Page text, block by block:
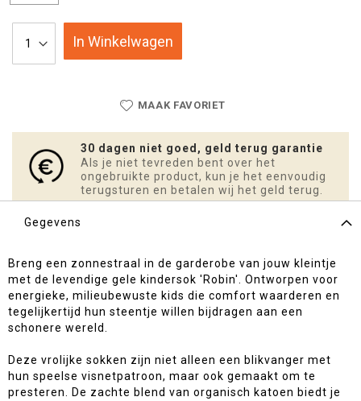
In Winkelwagen
MAAK FAVORIET
30 dagen niet goed, geld terug garantie
Als je niet tevreden bent over het
ongebruikte product, kun je het eenvoudig
terugsturen en betalen wij het geld terug.
Gegevens
Breng een zonnestraal in de garderobe van jouw kleintje
met de levendige gele kindersok 'Robin'. Ontworpen voor
energieke, milieubewuste kids die comfort waarderen en
tegelijkertijd hun steentje willen bijdragen aan een
schonere wereld.
Deze vrolijke sokken zijn niet alleen een blikvanger met
hun speelse visnetpatroon, maar ook gemaakt om te
presteren. De zachte blend van organisch katoen biedt je